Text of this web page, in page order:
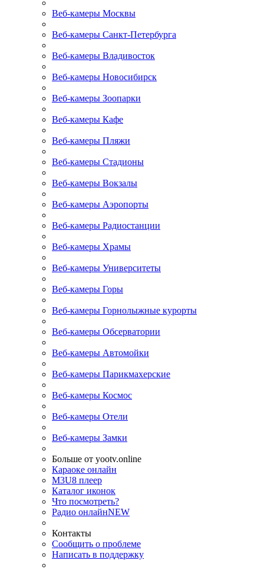
Веб-камеры Москвы
Веб-камеры Санкт-Петербурга
Веб-камеры Владивосток
Веб-камеры Новосибирск
Веб-камеры Зоопарки
Веб-камеры Кафе
Веб-камеры Пляжи
Веб-камеры Стадионы
Веб-камеры Вокзалы
Веб-камеры Аэропорты
Веб-камеры Радиостанции
Веб-камеры Храмы
Веб-камеры Университеты
Веб-камеры Горы
Веб-камеры Горнолыжные курорты
Веб-камеры Обсерватории
Веб-камеры Автомойки
Веб-камеры Парикмахерские
Веб-камеры Космос
Веб-камеры Отели
Веб-камеры Замки
Больше от yootv.online
Караоке онлайн
M3U8 плеер
Каталог иконок
Что посмотреть?
Радио онлайнNEW
Контакты
Сообщить о проблеме
Написать в поддержку